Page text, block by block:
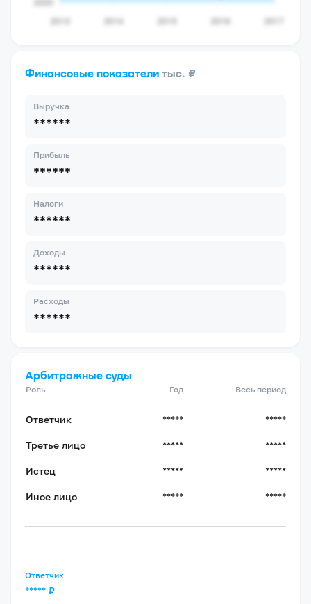
Финансовые показатели тыс. ₽
Выручка
******
Прибыль
******
Налоги
******
Доходы
******
Расходы
******
Арбитражные суды
Роль Год Весь период
Ответчик ***** *****
Третье лицо ***** *****
Истец ***** *****
Иное лицо ***** *****
Ответчик
***** ₽